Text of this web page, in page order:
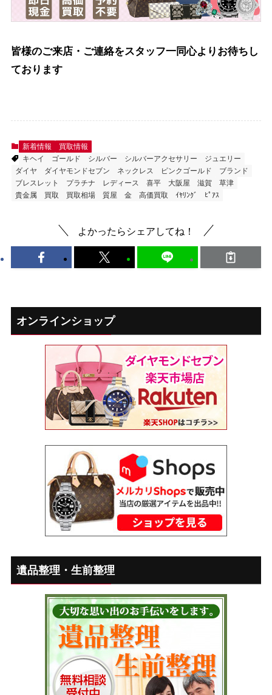
皆様のご来店・ご連絡をスタッフ一同心よりお待ちし
ております
新着情報
買取情報
キヘイ
ゴールド シルバー シルバーアクセサリー
ジュエリー
ダイヤ
ダイヤモンドセブン ネックレス ピンクゴールド
ブランド
ブレスレット
プラチナ レディース 喜平 大阪屋 滋賀
草津
貴金属
買取 買取相場 質屋 金 高価買取 ｲﾔﾘﾝｸﾞ ﾋﾟｱｽ
よかったらシェアしてね！
オンラインショップ
遺品整理・生前整理